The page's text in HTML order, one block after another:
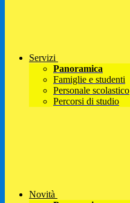
Servizi
Panoramica
Famiglie e studenti
Personale scolastico
Percorsi di studio
Novità